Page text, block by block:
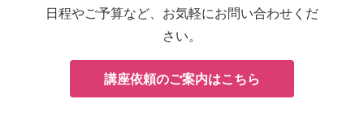
日程やご予算など、お気軽にお問い合わせくだ
さい。
講座依頼のご案内はこちら